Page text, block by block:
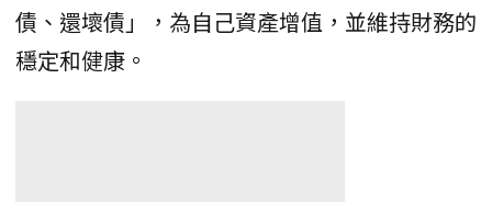
債、還壞債」，為自己資產增值，並維持財務的
穩定和健康。